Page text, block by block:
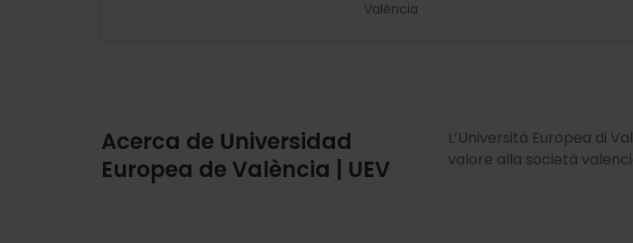
València
Acerca de Universidad
Europea de València | UEV
L’Università Europea di
valore alla società